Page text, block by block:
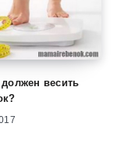
весить